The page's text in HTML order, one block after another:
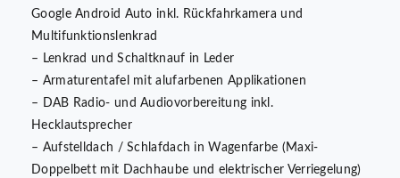
Google Android Auto inkl. Rückfahrkamera und
Multifunktionslenkrad
– Lenkrad und Schaltknauf in Leder
– Armaturentafel mit alufarbenen Applikationen
– DAB Radio- und Audiovorbereitung inkl.
Hecklautsprecher
– Aufstelldach / Schlafdach in Wagenfarbe (Maxi-
Doppelbett mit Dachhaube und elektrischer Verriegelung)